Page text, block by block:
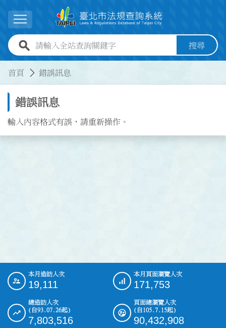
展開選單
全站查詢關鍵字欄位 搜尋
首頁 錯誤訊息
錯誤訊息
輸入內容格式有誤，請重新操作。
::: 本月造訪人次
19,111
本月頁面瀏覽人次
171,753
總造訪人次
(自93.07.26起)
7,803,516
頁面總瀏覽人次
(自105.7.15起)
90,432,908